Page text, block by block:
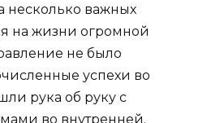
несколько важных
на жизни огромной
не было
успехи во
рука об руку с
во внутренней.